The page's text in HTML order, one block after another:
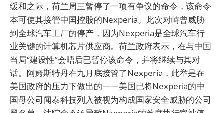
缓和之际，荷兰周三暂停了一项有争议的命令，该命令
本可使其接管中国控股的Nexperia。此次对峙曾威胁
到全球汽车工厂的停产，因为Nexperia是全球汽车行
业关键的计算机芯片供应商。荷兰政府表示，在与中国
当局“建设性”会晤后已暂停该命令，并将继续与其对
话。阿姆斯特丹在九月底接管了Nexperia，此举是在
美国政府的压力下做出的——美国已将Nexperia的中
国母公司闻泰科技列入被视为构成国家安全威胁的公司